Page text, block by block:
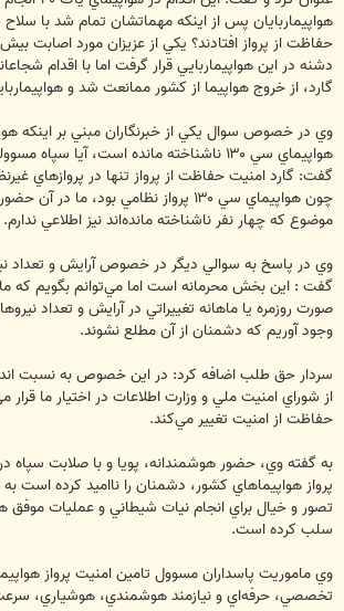
هواپيماربايان پس از اينكه مهماتشان تمام شد با سلاح
حفاظت از پرواز افتادند؟ يكي از عزيزان مورد اصابت
دشنه در اين هواپيماربايي قرار گرفت اما با اقدام
گارد، از خروج هواپيما از كشور ممانعت شد و
هواپيماي سي ‪ ۱۳۰‬ناشناخته مانده است، آيا
گفت: گارد امنيت حفاظت از پرواز تنها در پروازهاي
چون هواپيماي سي ‪ ۱۳۰‬پرواز نظامي بود، ما
موضوع كه چهار نفر ناشناخته مانده‌اند نيز اطلاعي ندارم.
وي در پاسخ به سوالي ديگر در خصوص آرايش و تعداد
گفت : اين بخش محرمانه است اما مي‌توانم بگويم كه
صورت روزمره يا ماهانه تغييراتي در آرايش و تعداد
وجود آوريم كه دشمنان از آن مطلع نشوند.
سردار حق طلب اضافه كرد: در اين خصوص به نسبت
از شوراي امنيت ملي و وزارت اطلاعات در اختيار ما قرار
حفاظت از امنيت تغيير مي‌كند.
به گفته وي، حضور هوشمندانه، پويا و با صلابت سپاه
پرواز هواپيماهاي كشور، دشمنان را نااميد كرده است
تصور و خيال براي انجام نيات شيطاني و عمليات موفق
سلب كرده است.
وي ماموريت پاسداران مسوول تامين امنيت پرواز
تخصصي، حرفه‌اي و نيازمند هوشمندي، هوشياري،